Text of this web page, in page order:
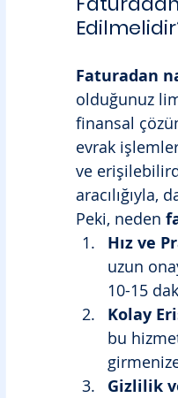
Faturadan
olduğunuz
finansal
evrak
ve
aracılığıyla,
Peki, neden
Hız ve
uzun
10-15
Kolay
bu
Gizlilik